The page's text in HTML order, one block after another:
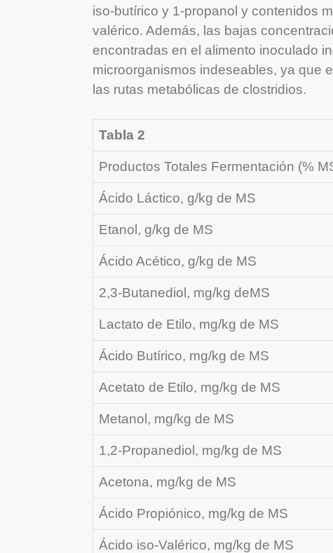
iso-butírico y 1-propanol y contenidos
valérico. Además, las bajas
encontradas en el alimento inoculado
microorganismos indeseables, ya que
las rutas metabólicas de clostridios.
Tabla 2
Productos Totales Fermentación (%
Ácido Láctico, g/kg de MS
Etanol, g/kg de MS
Ácido Acético, g/kg de MS
2,3-Butanediol, mg/kg deMS
Lactato de Etilo, mg/kg de MS
Ácido Butírico, mg/kg de MS
Acetato de Etilo, mg/kg de MS
Metanol, mg/kg de MS
1,2-Propanediol, mg/kg de MS
Acetona, mg/kg de MS
Ácido Propiónico, mg/kg de MS
Ácido iso-Valérico, mg/kg de MS